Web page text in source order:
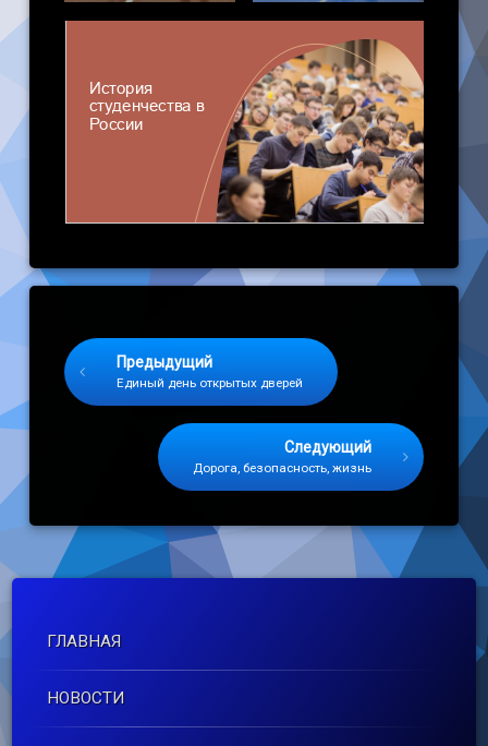
Предыдущий
Единый день открытых дверей
Следующий
Дорога, безопасность, жизнь
ГЛАВНАЯ
НОВОСТИ